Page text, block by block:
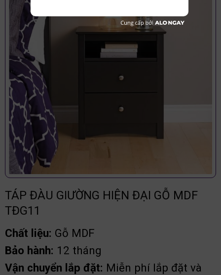
TÁP ĐÀU GIƯỜNG HIỆN ĐẠI GỖ MDF
TĐG11
Chất liệu: Gỗ MDF
Bảo hành: 12 tháng
Vận chuyển lắp đặt: Miễn phí lắp đặt và